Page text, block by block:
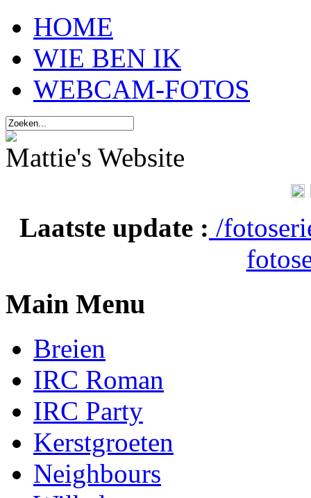
HOME
WIE BEN IK
WEBCAM-FOTOS
Mattie's Website
Laatste update : /
Main Menu
Breien
IRC Roman
IRC Party
Kerstgroeten
Neighbours